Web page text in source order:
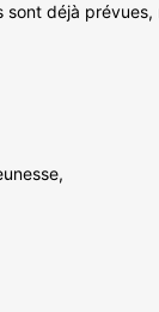
sont déjà prévues,